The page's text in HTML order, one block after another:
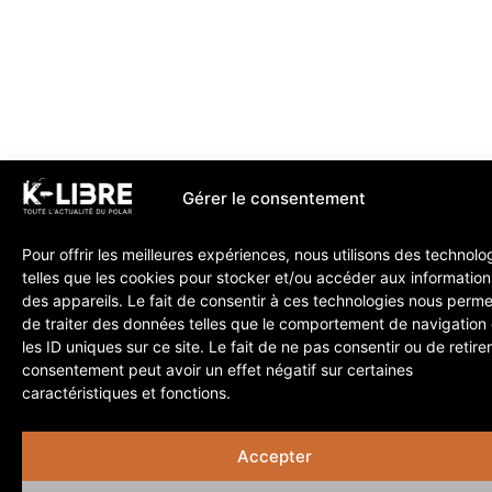
Gérer le consentement
Pour offrir les meilleures expériences, nous utilisons des
telles que les cookies pour stocker et/ou accéder aux
des appareils. Le fait de consentir à ces technologies nous
de traiter des données telles que le comportement de navigation
les ID uniques sur ce site. Le fait de ne pas consentir ou de
consentement peut avoir un effet négatif sur certaines
caractéristiques et fonctions.
Accepter